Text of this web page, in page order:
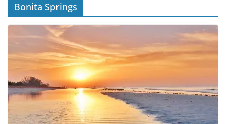
Bonita Springs